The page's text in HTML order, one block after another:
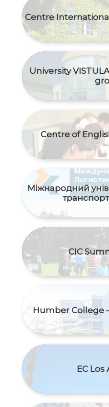
Centre
University
Centre of
Міжнародний
CIC
Humber
EC